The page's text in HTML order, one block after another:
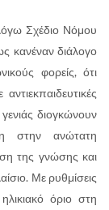
Σχέδιο Νόμου
κανέναν διάλογο
φορείς, ότι
διογκώνουν
στην ανώτατη
της γνώσης και
Με ρυθμίσεις
όριο στη